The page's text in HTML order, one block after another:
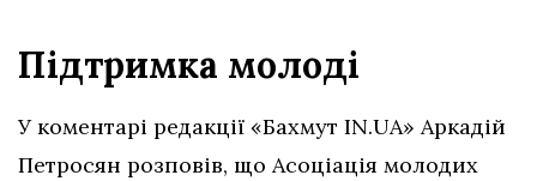
Підтримка молоді
У коментарі редакції «Бахмут IN.UA» Аркадій
Петросян розповів, що Асоціація молодих